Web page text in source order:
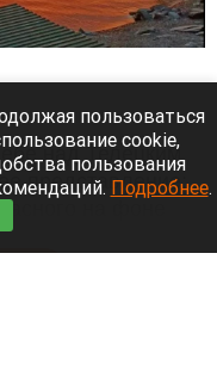
над Телецким
представление:
на фоне
гор.
пользоваться
cookie,
пользования
Подробнее.